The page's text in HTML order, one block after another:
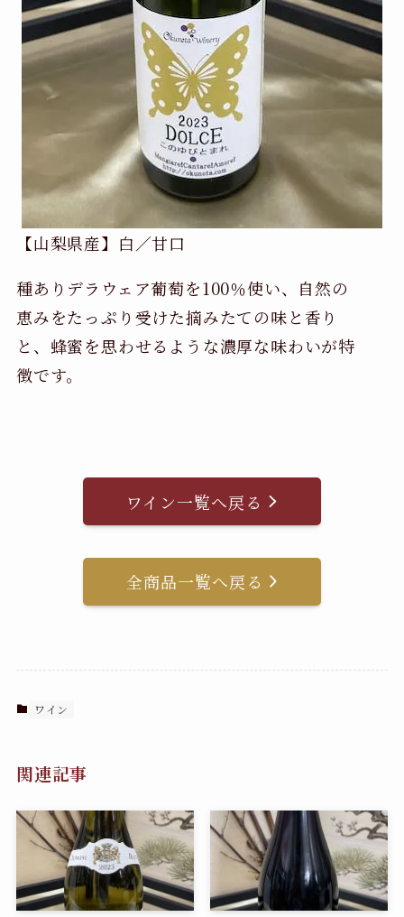
【山梨県産】白／甘口
種ありデラウェア葡萄を100％使い、自然の
恵みをたっぷり受けた摘みたての味と香り
と、蜂蜜を思わせるような濃厚な味わいが特
徴です。
ワイン一覧へ戻る
全商品一覧へ戻る
ワイン
関連記事